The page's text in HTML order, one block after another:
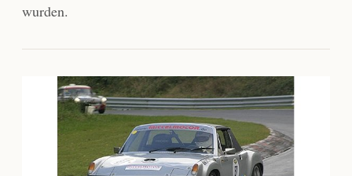
wurden.